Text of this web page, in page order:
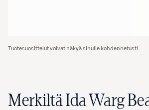
Tuotesuosittelut voivat näkyä sinulle kohdennetusti
Merkiltä Ida Warg